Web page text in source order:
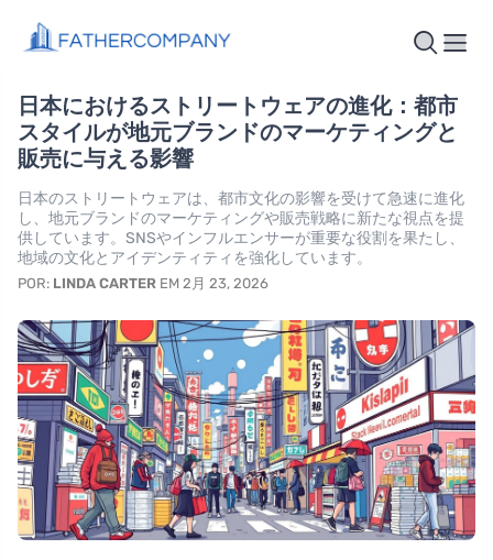
日本におけるストリートウェアの進化：都市
スタイルが地元ブランドのマーケティングと
販売に与える影響
日本のストリートウェアは、都市文化の影響を受けて急速に進化
し、地元ブランドのマーケティングや販売戦略に新たな視点を提
供しています。SNSやインフルエンサーが重要な役割を果たし、
地域の文化とアイデンティティを強化しています。
POR: LINDA CARTER EM 2月 23, 2026